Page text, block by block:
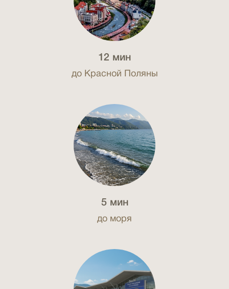
12 мин
до Красной Поляны
5 мин
до моря